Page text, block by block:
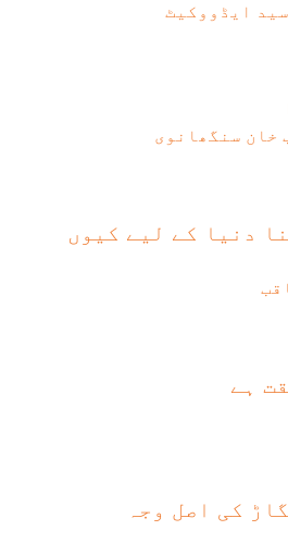
ایڈووکیٹ
خان سنگھانوی
دنیا کے لیے کیوں
ہے
کی اصل وجہ